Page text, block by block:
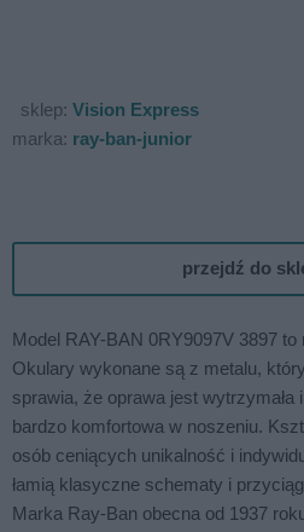
sklep: Vision Express
marka: ray-ban-junior
przejdź do
Model RAY-BAN 0RY9097V 3897
Okulary wykonane są z metalu,
sprawia, że oprawa jest
bardzo komfortowa w noszeniu.
osób ceniących unikalność i
łamią klasyczne schematy i
Marka Ray-Ban obecna od 1937